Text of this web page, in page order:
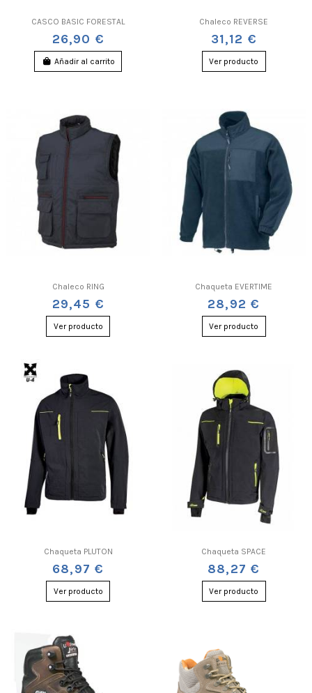
CASCO BASIC FORESTAL
26,90 €
Añadir al carrito
Chaleco REVERSE
31,12 €
Ver producto
Chaleco RING
29,45 €
Ver producto
Chaqueta EVERTIME
28,92 €
Ver producto
Chaqueta PLUTON
68,97 €
Ver producto
Chaqueta SPACE
88,27 €
Ver producto